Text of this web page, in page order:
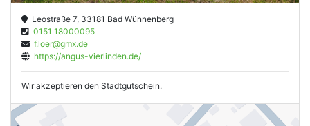
Leostraße 7, 33181 Bad Wünnenberg
0151 18000095
f.loer@gmx.de
https://angus-vierlinden.de/
Wir akzeptieren den Stadtgutschein.